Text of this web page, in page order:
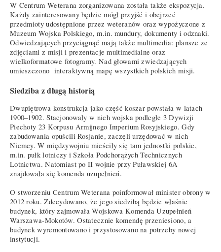
W Centrum Weterana zorganizowana została także ekspozycja.
Każdy zainteresowany będzie mógł przyjść i obejrzeć
przedmioty udostępnione przez weteranów oraz wypożyczone z
Muzeum Wojska Polskiego, m.in. mundury, dokumenty i odznaki.
Odwiedzających przyciągnąć mają także multimedia: plansze ze
zdjęciami z misji i prezentacje multimedialne oraz
wielkoformatowe fotogramy. Nad głowami zwiedzających
umieszczono interaktywną mapę wszystkich polskich misji.
Siedziba z długą historią
Dwupiętrowa konstrukcja jako część koszar powstała w latach
1900–1902. Stacjonowały w nich wojska podległe 3 Dywizji
Piechoty 23 Korpusu Armijnego Imperium Rosyjskiego. Gdy
zabudowania opuścili Rosjanie, zaczęli urzędować w nich
Niemcy. W międzywojniu mieściły się tam jednostki polskie,
m.in. pułk lotniczy i Szkoła Podchorążych Technicznych
Lotnictwa. Natomiast po II wojnie przy Puławskiej 6A
znajdowała się komenda uzupełnień.
O stworzeniu Centrum Weterana poinformował minister obrony w
2012 roku. Zdecydowano, że jego siedzibą będzie właśnie
budynek, który zajmowała Wojskowa Komenda Uzupełnień
Warszawa-Mokotów. Ostatecznie komendę przeniesiono, a
budynek wyremontowano i przystosowano na potrzeby nowej
instytucji.